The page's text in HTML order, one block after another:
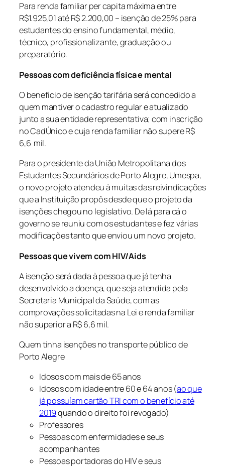
Para renda familiar per capita máxima entre
R$1.925,01 até R$ 2.200,00 – isenção de 25% para
estudantes do ensino fundamental, médio,
técnico, profissionalizante, graduação ou
preparatório.
Pessoas com deficiência física e mental
O benefício de isenção tarifária será concedido a
quem mantiver o cadastro regular e atualizado
junto a sua entidade representativa; com inscrição
no CadÚnico e cuja renda familiar não supere R$
6,6 mil.
Para o presidente da União Metropolitana dos
Estudantes Secundários de Porto Alegre, Umespa,
o novo projeto atendeu à muitas das reivindicações
que a Instituição propôs desde que o projeto da
isenções chegou no legislativo. De lá para cá o
governo se reuniu com os estudantes e fez várias
modificações tanto que enviou um novo projeto.
Pessoas que vivem com HIV/Aids
A isenção será dada à pessoa que já tenha
desenvolvido a doença, que seja atendida pela
Secretaria Municipal da Saúde, com as
comprovações solicitadas na Lei e renda familiar
não superior a R$ 6,6 mil.
Quem tinha isenções no transporte público de
Porto Alegre
Idosos com mais de 65 anos
Idosos com idade entre 60 e 64 anos (ao que
já possuíam cartão TRI com o benefício até
2019quando o direito foi revogado)
Professores
Pessoas com enfermidades e seus
acompanhantes
Pessoas portadoras do HIV e seus